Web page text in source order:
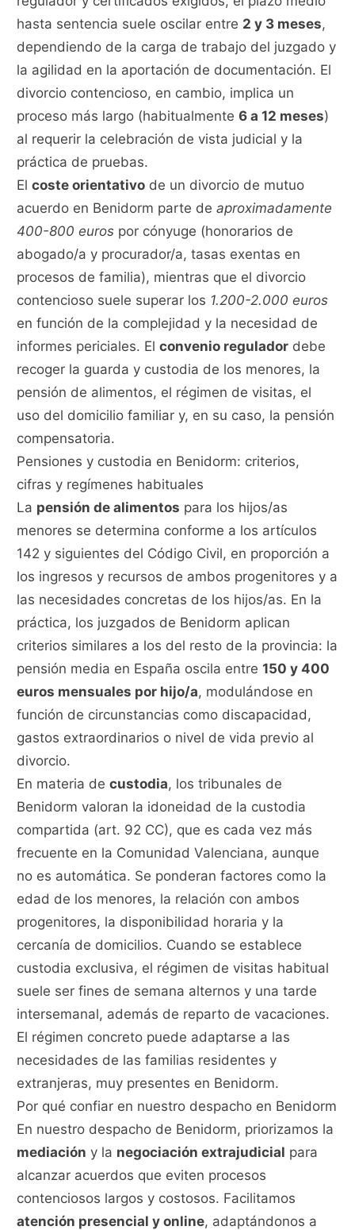
hasta sentencia suele oscilar entre 2 y 3 meses,
dependiendo de la carga de trabajo del juzgado y
la agilidad en la aportación de documentación. El
divorcio contencioso, en cambio, implica un
proceso más largo (habitualmente6 a 12 meses)
al requerir la celebración de vista judicial y la
práctica de pruebas.
Elcoste orientativo de un divorcio de mutuo
acuerdo en Benidorm parte deaproximadamente
400-800 euros por cónyuge (honorarios de
abogado/a y procurador/a, tasas exentas en
procesos de familia), mientras que el divorcio
contencioso suele superar los 1.200-2.000 euros
en función de la complejidad y la necesidad de
informes periciales. Elconvenio regulador debe
recoger la guarda y custodia de los menores, la
pensión de alimentos, el régimen de visitas, el
uso del domicilio familiar y, en su caso, la pensión
compensatoria.
Pensiones y custodia en Benidorm: criterios,
cifras y regímenes habituales
La pensión de alimentos para los hijos/as
menores se determina conforme a los artículos
142 y siguientes del Código Civil, en proporción a
los ingresos y recursos de ambos progenitores y a
las necesidades concretas de los hijos/as. En la
práctica, los juzgados de Benidorm aplican
criterios similares a los del resto de la provincia: la
pensión media en España oscila entre150 y 400
euros mensuales por hijo/a, modulándose en
función de circunstancias como discapacidad,
gastos extraordinarios o nivel de vida previo al
divorcio.
En materia decustodia, los tribunales de
Benidorm valoran la idoneidad de la custodia
compartida (art. 92 CC), que es cada vez más
frecuente en la Comunidad Valenciana, aunque
no es automática. Se ponderan factores como la
edad de los menores, la relación con ambos
progenitores, la disponibilidad horaria y la
cercanía de domicilios. Cuando se establece
custodia exclusiva, el régimen de visitas habitual
suele ser fines de semana alternos y una tarde
intersemanal, además de reparto de vacaciones.
El régimen concreto puede adaptarse a las
necesidades de las familias residentes y
extranjeras, muy presentes en Benidorm.
Por qué confiar en nuestro despacho en Benidorm
En nuestro despacho de Benidorm, priorizamos la
mediación y la negociación extrajudicial para
alcanzar acuerdos que eviten procesos
contenciosos largos y costosos. Facilitamos
atención presencial y online, adaptándonos a